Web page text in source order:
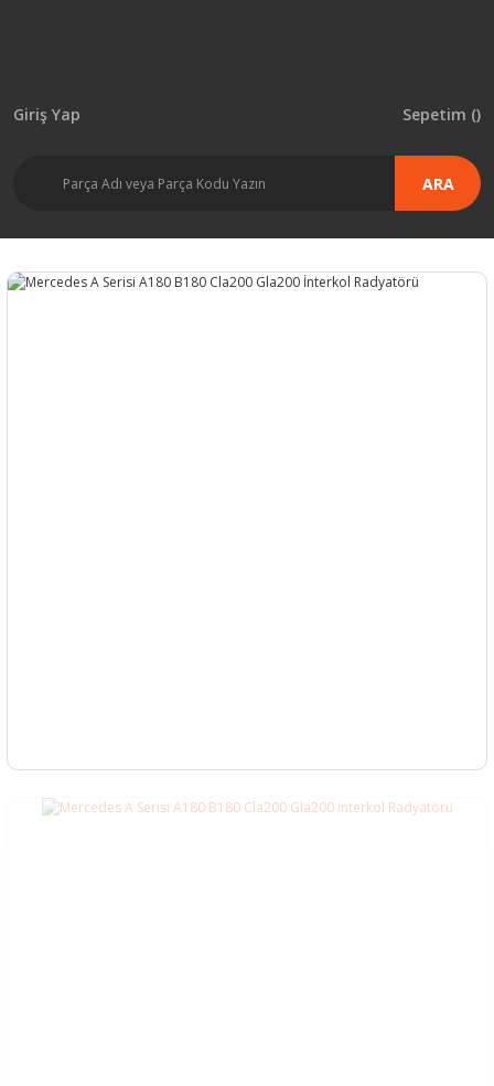
ARA
Giriş Yap Sepetim ()